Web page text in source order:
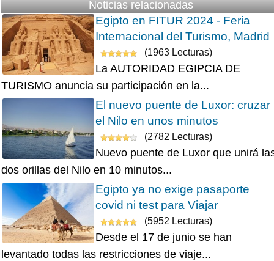
Noticias relacionadas
Egipto en FITUR 2024 - Feria
Internacional del Turismo, Madrid
(1963 Lecturas)
La AUTORIDAD EGIPCIA DE
TURISMO anuncia su participación en la...
El nuevo puente de Luxor: cruzar
el Nilo en unos minutos
(2782 Lecturas)
Nuevo puente de Luxor que unirá
dos orillas del Nilo en 10 minutos...
Egipto ya no exige pasaporte
covid ni test para Viajar
(5952 Lecturas)
Desde el 17 de junio se han
levantado todas las restricciones de viaje...